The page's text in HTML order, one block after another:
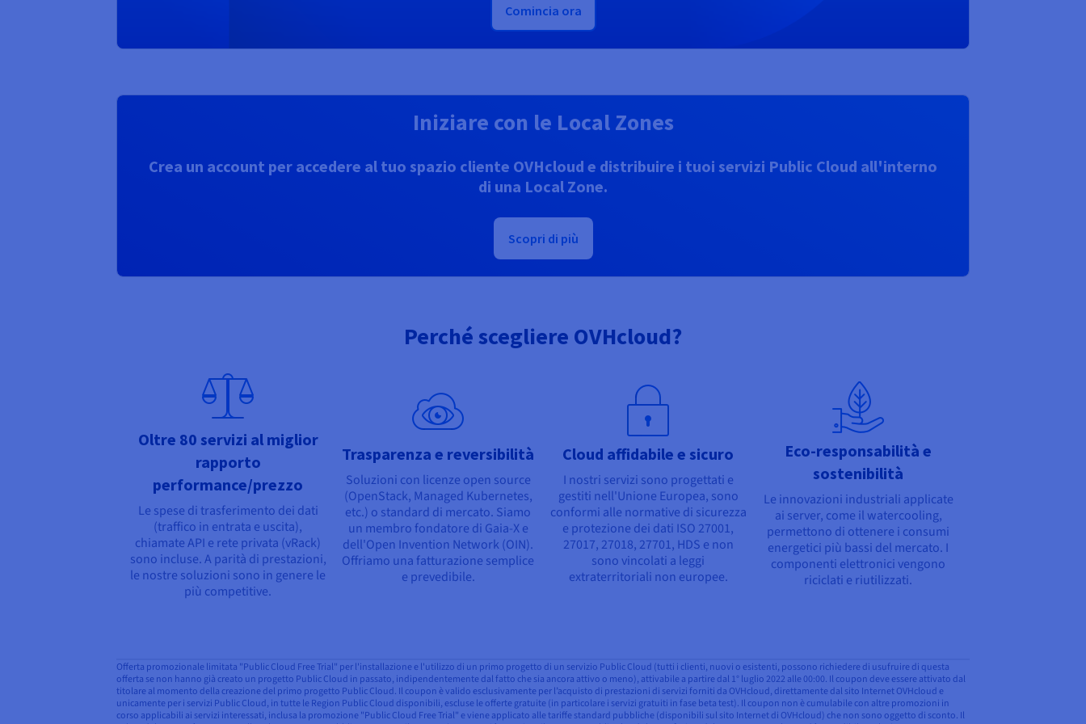
Comincia ora
Iniziare con le Local Zones
Crea un account per accedere al tuo spazio cliente OVHcloud e distribuire i tuoi servizi Public Cloud all'interno
di una Local Zone.
Scopri di più
Perché scegliere OVHcloud?
Oltre 80 servizi al miglior
rapporto
performance/prezzo
Le spese di trasferimento dei dati
(traffico in entrata e uscita),
chiamate API e rete privata (vRack)
sono incluse. A parità di prestazioni,
le nostre soluzioni sono in genere le
più competitive.
Trasparenza e reversibilità
Soluzioni con licenze open source
(OpenStack, Managed Kubernetes,
etc.) o standard di mercato. Siamo
un membro fondatore di Gaia-X e
dell'Open Invention Network (OIN).
Offriamo una fatturazione semplice
e prevedibile.
Cloud affidabile e sicuro
I nostri servizi sono progettati e
gestiti nell'Unione Europea, sono
conformi alle normative di sicurezza
e protezione dei dati ISO 27001,
27017, 27018, 27701, HDS e non
sono vincolati a leggi
extraterritoriali non europee.
Eco-responsabilità e
sostenibilità
Le innovazioni industriali applicate
ai server, come il watercooling,
permettono di ottenere i consumi
energetici più bassi del mercato. I
componenti elettronici vengono
riciclati e riutilizzati.
Offerta promozionale limitata "Public Cloud Free Trial" per l'installazione e l'utilizzo di un primo progetto di un servizio Public Cloud (tutti i clienti, nuovi o esistenti, possono richiedere di usufruire di questa
offerta se non hanno già creato un progetto Public Cloud in passato, indipendentemente dal fatto che sia ancora attivo o meno), attivabile a partire dal 1° luglio 2022 alle 00:00. Il coupon deve essere attivato dal
titolare al momento della creazione del primo progetto Public Cloud. Il coupon è valido esclusivamente per l’acquisto di prestazioni di servizi forniti da OVHcloud, direttamente dal sito Internet OVHcloud e
unicamente per i servizi Public Cloud, in tutte le Region Public Cloud disponibili, escluse le offerte gratuite (in particolare i servizi gratuiti in fase beta test). Il coupon non è cumulabile con altre promozioni in
corso applicabili ai servizi interessati, inclusa la promozione "Public Cloud Free Trial" e viene applicato alle tariffe standard pubbliche (disponibili sul sito Internet di OVHcloud) che non sono oggetto di sconto. Il